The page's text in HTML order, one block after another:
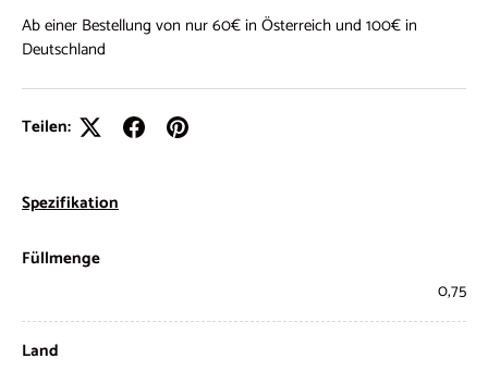
Ab einer Bestellung von nur 60€ in Österreich und 100€ in
Deutschland
Teilen:
Spezifikation
Füllmenge
0,75
Land